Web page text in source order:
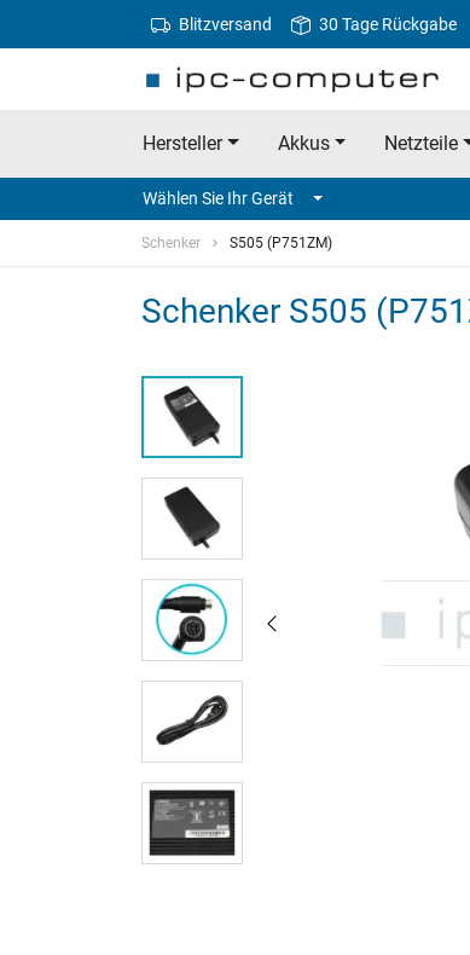
Blitzversand 30 Tage Rückgabe
Hersteller Akkus Netzteile
Wählen Sie Ihr Gerät
Schenker S505 (P751ZM)
Schenker S505